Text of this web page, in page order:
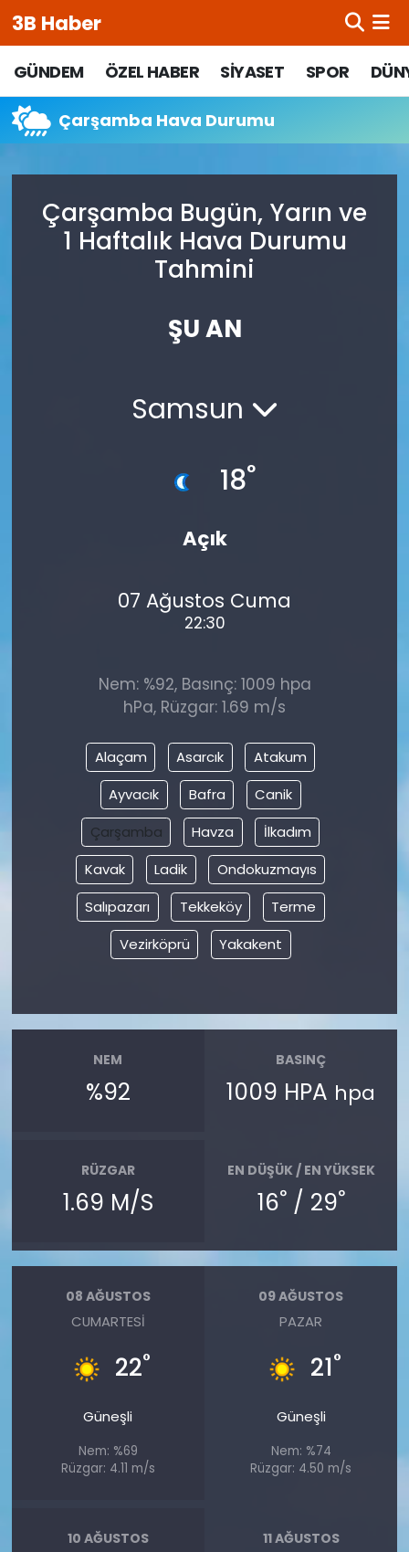
3B Haber
GÜNDEM ÖZEL HABER SİYASET SPOR
Çarşamba Hava Durumu
Çarşamba Bugün, Yarın ve
1 Haftalık Hava Durumu
Tahmini
ŞU AN
Samsun
18°
Açık
07 Ağustos Cuma
22:30
Nem: %92, Basınç: 1009 hpa
hPa, Rüzgar: 1.69 m/s
Alaçam Asarcık
Atakum
Ayvacık
Bafra
Canik
Çarşamba
Havza
İlkadım
Kavak
Ladik
Ondokuzmayıs
Salıpazarı
Tekkeköy
Terme
Vezirköprü
Yakakent
NEM
%92
BASINÇ
1009 HPA hpa
RÜZGAR
1.69 M/S
EN DÜŞÜK / EN YÜKSEK
16°/ 29°
08 AĞUSTOS
CUMARTESI
22°
Güneşli
Nem: %69
Rüzgar: 4.11 m/s
09 AĞUSTOS
PAZAR
21°
Güneşli
Nem: %74
Rüzgar: 4.50 m/s
10 AĞUSTOS 11 AĞUSTOS
Beypazarı Hava Durumu
Beypazarı Trafik Yoğunluk Haritası
Tüm Manşetler
Son Dakika Haberleri